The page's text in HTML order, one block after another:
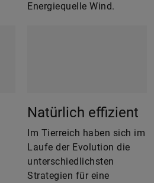
Energiequelle Wind.
Natürlich effizient
Im Tierreich haben sich im
Laufe der Evolution die
unterschiedlichsten
Strategien für eine